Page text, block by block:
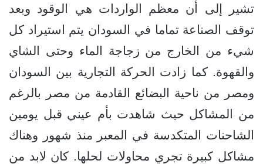
تشير إلى أن معظم الواردات هي الوقود وبعد
توقف الصناعة تماما في السودان يتم استيراد كل
شيء من الخارج من زجاجة الماء وحتى الشاي
والقهوة. كما زادت الحركة التجارية بين السودان
ومصر من ناحية البضائع القادمة من مصر بالرغم
من المشاكل حيث شاهدت بأم عيني قبل يومين
الشاحنات المتكدسة في المعبر منذ شهور وهناك
مشاكل كبيرة تجري محاولات لحلها. كان لابد من